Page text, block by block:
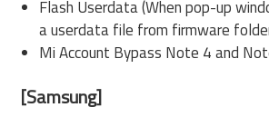
Flash Userdata (When pop-up
a userdata file from firmware
Mi Account Bypass Note 4 and
[Samsung]